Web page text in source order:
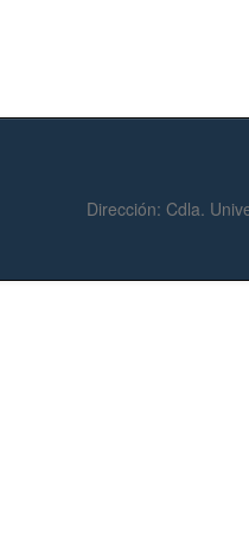
Dirección: Cdla.